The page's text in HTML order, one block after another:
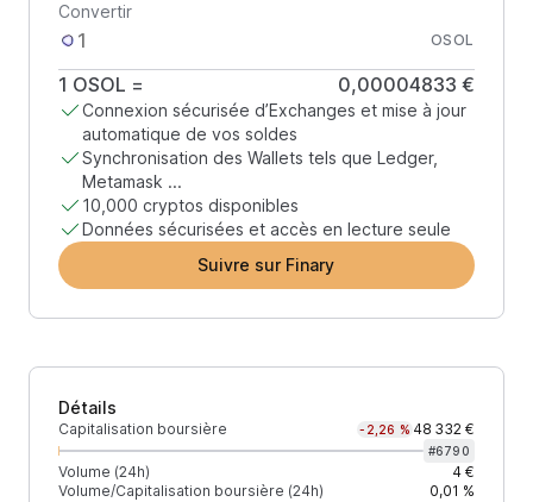
Convertir
OSOL
1 OSOL = 0,00004833 €
Connexion sécurisée d’Exchanges et mise à jour
automatique de vos soldes
Synchronisation des Wallets tels que Ledger,
Metamask ...
10,000 cryptos disponibles
Données sécurisées et accès en lecture seule
Suivre sur Finary
Détails
Capitalisation boursière -2,26 % 48 332 €
#6790
Volume (24h)
4 €
Volume/Capitalisation boursière (24h)
0,01 %